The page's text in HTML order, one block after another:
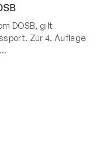
DOSB, gilt
Zur 4. Auflage
…